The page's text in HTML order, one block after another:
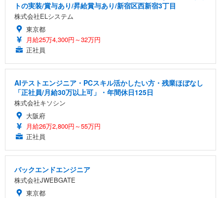
トの実装/賞与あり/昇給賞与あり/新宿区西新宿3丁目
株式会社ELシステム
東京都
月給25万4,300円～32万円
正社員
AIテストエンジニア・PCスキル活かしたい方・残業ほぼなし
「正社員/月給30万以上可」・年間休日125日
株式会社キソシン
大阪府
月給26万2,800円～55万円
正社員
バックエンドエンジニア
株式会社JWEBGATE
東京都